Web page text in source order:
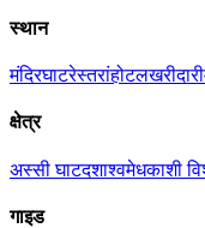
स्थान
मंदिरघाटरेस्तरांहोटलखरीदारी
क्षेत्र
अस्सी घाटदशाश्वमेधकाशी
गाइड